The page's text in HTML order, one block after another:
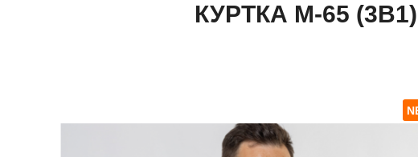
КУРТКА М-65